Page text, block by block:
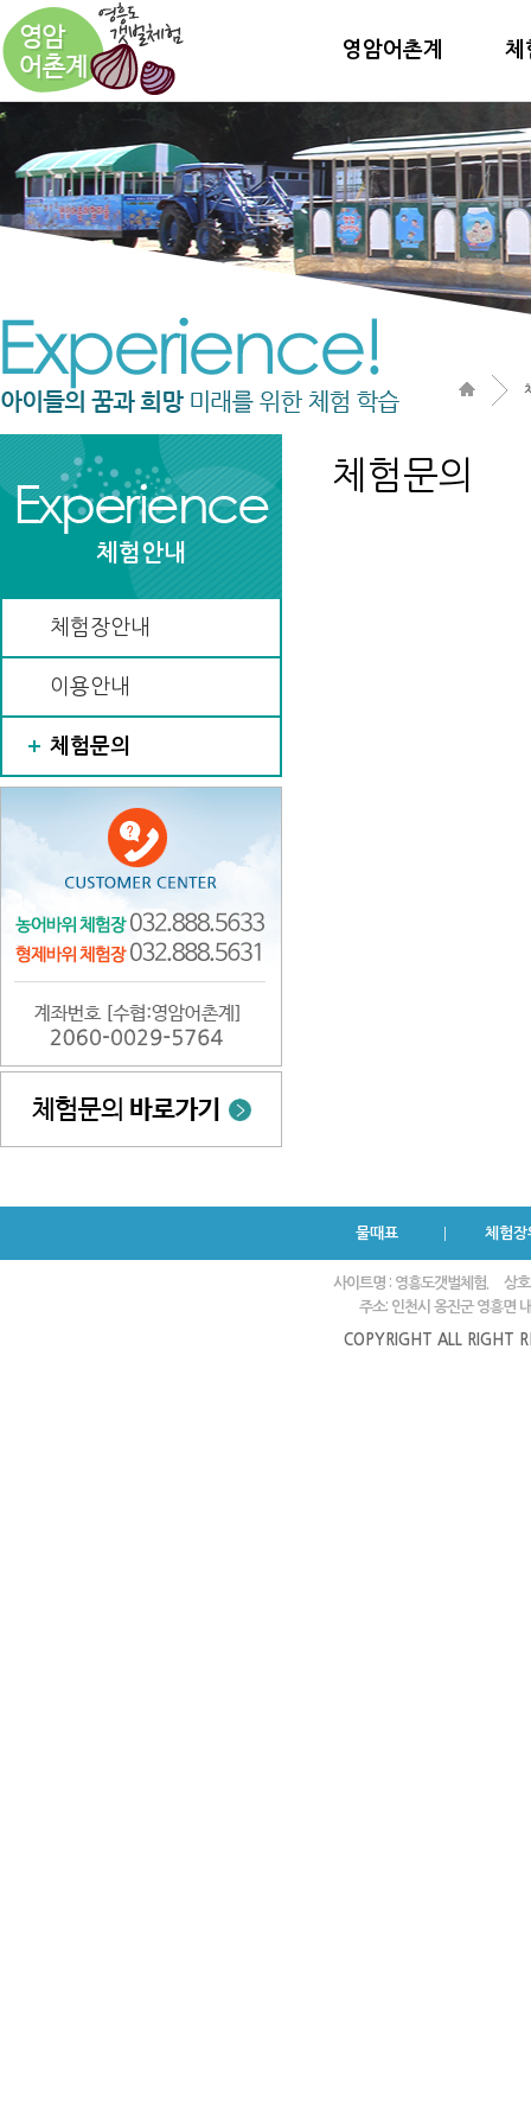
영암어촌계 체
체험안내
체험장안내
이용안내
체험문의
체험문의
물때표 체험장
사이트명 : 영흥도갯벌체험.
상
주소: 인천시 옹진군 영흥면
COPYRIGHT ALL RIGHT